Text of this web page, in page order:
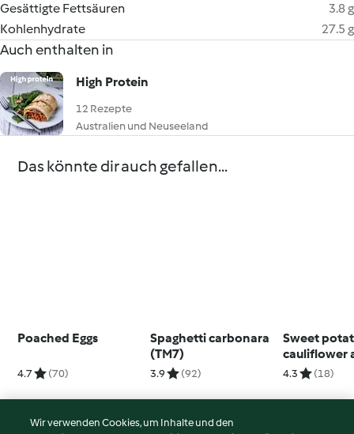
Gesättigte Fettsäuren
3.8 g
Kohlenhydrate
27.5 g
Auch enthalten in
High Protein
12 Rezepte
Australien und Neuseeland
Das könnte dir auch gefallen...
Poached Eggs
4.7 (70)
Spaghetti carbonara
(TM7)
3.9 (92)
Sweet
cauliflower
cumin
4.3 (18)
Wir verwenden Cookies, um Inhalte und den